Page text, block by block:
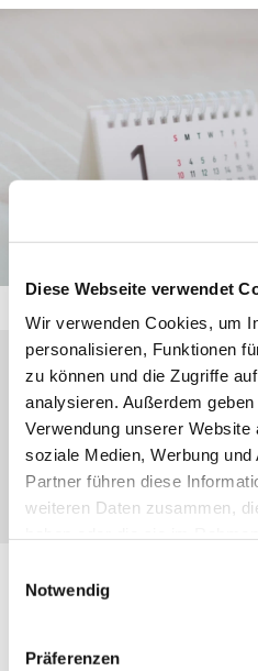
Diese Webseite verwendet
Wir verwenden Cookies, um
personalisieren, Funktionen
zu können und die Zugriffe
analysieren. Außerdem
Verwendung unserer
soziale Medien, Werbung
Partner führen diese
weiteren Daten zusammen,
Notwendig
Präferenzen
Sonntag, 15. Februar
Dillenburg-
35687 Niederscheld